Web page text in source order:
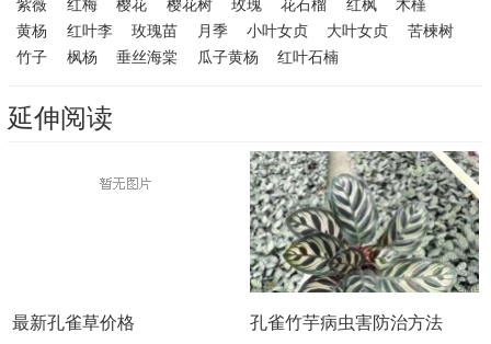
紫薇 红梅 樱花 樱花树 玫瑰 花石榴 红枫
木槿
黄杨
红叶李 玫瑰苗 月季 小叶女贞 大叶女贞
苦楝树
竹子
枫杨 垂丝海棠 瓜子黄杨 红叶石楠
延伸阅读
最新孔雀草价格 孔雀竹芋病虫害防治方法